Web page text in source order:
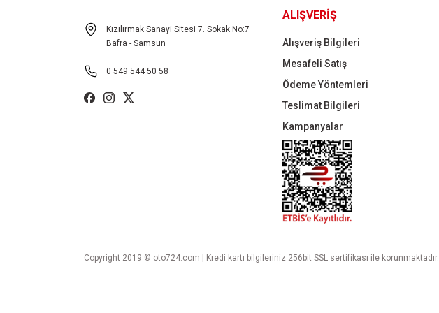
Kızılırmak Sanayi Sitesi 7. Sokak No:7
Bafra - Samsun
0 549 544 50 58
ALIŞVERİŞ
Alışveriş Bilgileri
Mesafeli Satış
Ödeme Yöntemleri
Teslimat Bilgileri
Kampanyalar
Copyright 2019 © oto724.com | Kredi kartı bilgileriniz 256bit SSL sertifikası ile korunmaktadır.